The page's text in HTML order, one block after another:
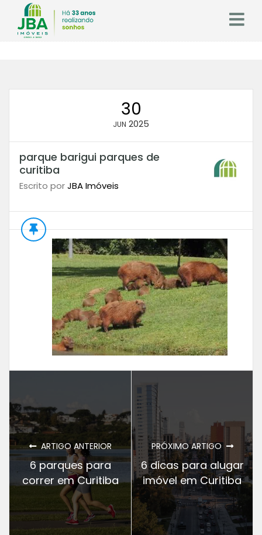
30
JUN 2025
parque barigui parques de
curitiba
Escrito porJBA Imóveis
ARTIGO ANTERIOR
6 parques para
correr em Curitiba
PRÓXIMO ARTIGO
6 dicas para alugar
imóvel em Curitiba